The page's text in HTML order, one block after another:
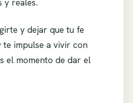
y dejar que tu fe
impulse a vivir con
el momento de dar el